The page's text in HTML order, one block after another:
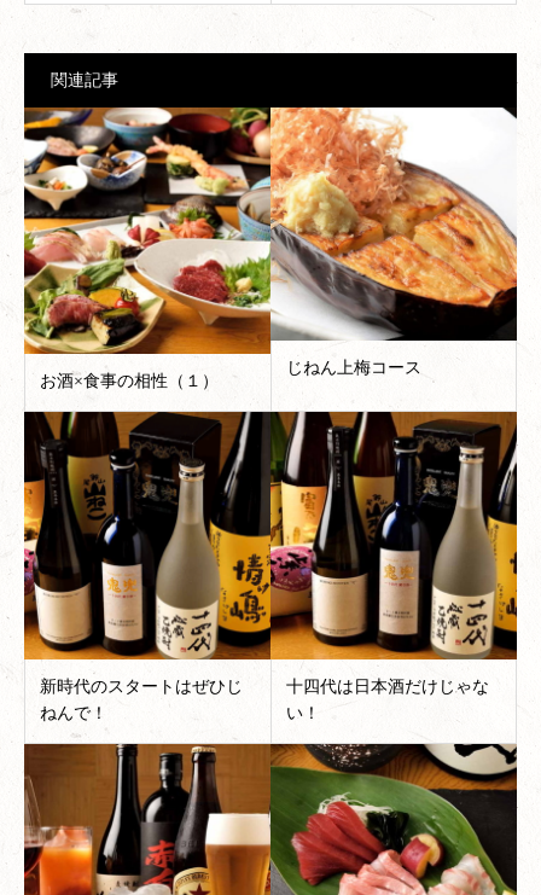
関連記事
お酒×食事の相性（１）
じねん上梅コース
新時代のスタートはぜひじ
ねんで！
十四代は日本酒だけじゃな
い！